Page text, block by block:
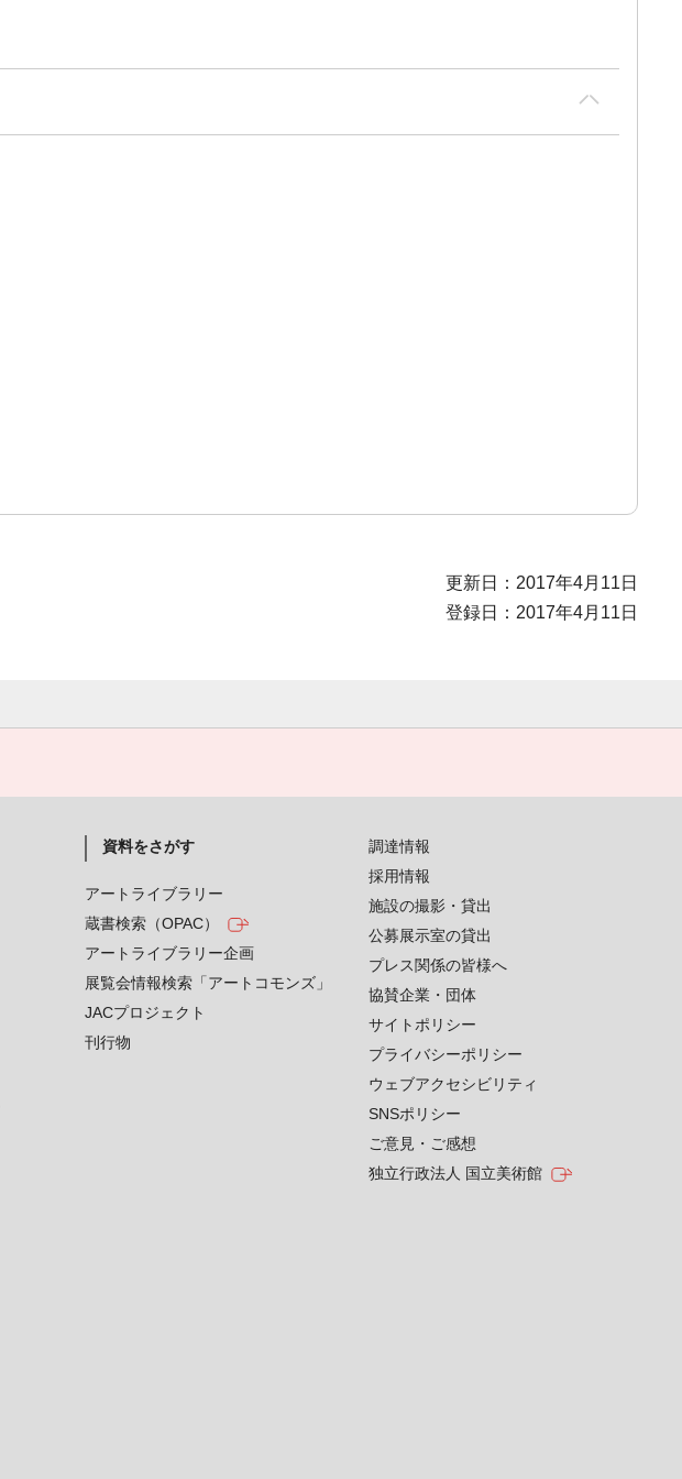
更新日：2017年4月11日
登録日：2017年4月11日
資料をさがす
アートライブラリー
蔵書検索（OPAC）
アートライブラリー企画
展覧会情報検索「アートコモンズ」
JACプロジェクト
刊行物
調達情報
採用情報
施設の撮影・貸出
公募展示室の貸出
プレス関係の皆様へ
協賛企業・団体
サイトポリシー
プライバシーポリシー
ウェブアクセシビリティ
SNSポリシー
ご意見・ご感想
独立行政法人 国立美術館